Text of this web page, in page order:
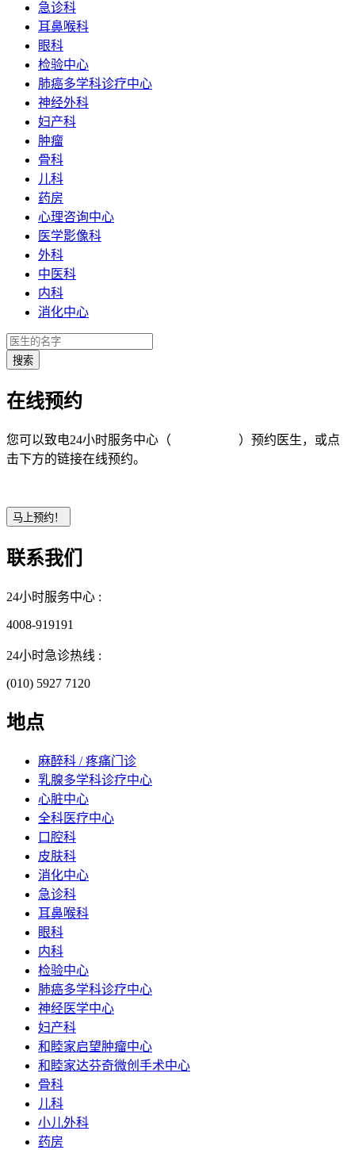
急诊科
耳鼻喉科
眼科
检验中心
肺癌多学科诊疗中心
神经外科
妇产科
肿瘤
骨科
儿科
药房
心理咨询中心
医学影像科
外科
中医科
内科
消化中心
在线预约
您可以致电24小时服务中心（
）预约医生，或点
击下方的链接在线预约。
联系我们
24小时服务中心 :
4008-919191
24小时急诊热线 :
(010) 5927 7120
地点
麻醉科 / 疼痛门诊
乳腺多学科诊疗中心
心脏中心
全科医疗中心
口腔科
皮肤科
消化中心
急诊科
耳鼻喉科
眼科
内科
检验中心
肺癌多学科诊疗中心
神经医学中心
妇产科
和睦家启望肿瘤中心
和睦家达芬奇微创手术中心
骨科
儿科
小儿外科
药房